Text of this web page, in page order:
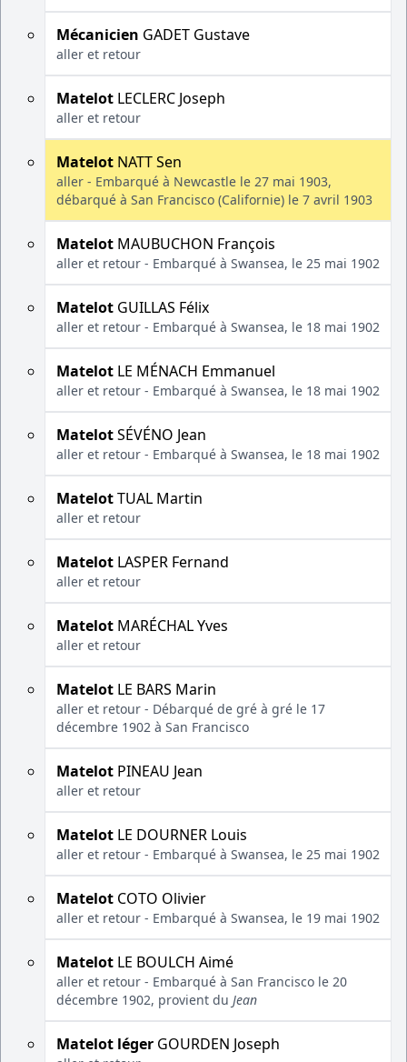
Mécanicien GADET Gustave
aller et retour
Matelot LECLERC Joseph
aller et retour
Matelot NATT Sen
aller - Embarqué à Newcastle le 27 mai 1903,
débarqué à San Francisco (Californie) le 7 avril 1903
Matelot MAUBUCHON François
aller et retour - Embarqué à Swansea, le 25 mai 1902
Matelot GUILLAS Félix
aller et retour - Embarqué à Swansea, le 18 mai 1902
Matelot LE MÉNACH Emmanuel
aller et retour - Embarqué à Swansea, le 18 mai 1902
MatelotSÉVÉNO Jean
aller et retour - Embarqué à Swansea, le 18 mai 1902
MatelotTUAL Martin
aller et retour
Matelot LASPER Fernand
aller et retour
Matelot MARÉCHAL Yves
aller et retour
Matelot LE BARS Marin
aller et retour - Débarqué de gré à gré le 17
décembre 1902 à San Francisco
Matelot PINEAU Jean
aller et retour
Matelot LE DOURNER Louis
aller et retour - Embarqué à Swansea, le 25 mai 1902
Matelot COTO Olivier
aller et retour - Embarqué à Swansea, le 19 mai 1902
Matelot LE BOULCH Aimé
aller et retour - Embarqué à San Francisco le 20
décembre 1902, provient du Jean
Matelot léger GOURDEN Joseph